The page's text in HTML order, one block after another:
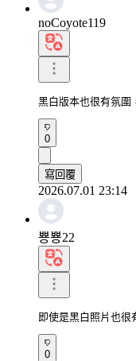
noCoyote119
黑白版本也很有氛圍
0
寫回覆
2026.07.01 23:14
뿅뿅22
即使是黑白照片也
0